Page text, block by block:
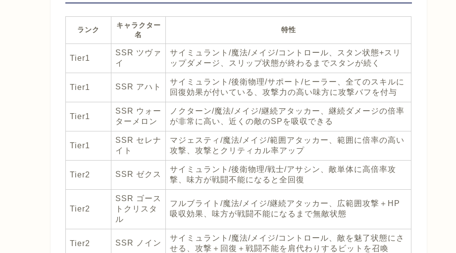
ランク
キャラクター
名
特性
Tier1
SSR ツヴァ
イ
サイミュラント/魔法/メイジ/コントロール、スタン状態+スリ
ップダメージ、スリップ状態が終わるまでスタンが続く
Tier1 SSR アハト
サイミュラント/後衛物理/サポート/ヒーラー、全てのスキルに
回復効果が付いている、攻撃力の高い味方に攻撃バフを付与
Tier1
SSR ウォー
ターメロン
ノクターン/魔法/メイジ/継続アタッカー、継続ダメージの倍率
が非常に高い、近くの敵のSPを吸収できる
Tier1
SSR セレナ
イト
マジェスティ/魔法/メイジ/範囲アタッカー、範囲に倍率の高い
攻撃、攻撃とクリティカル率アップ
Tier2 SSR ゼクス
サイミュラント/後衛物理/戦士/アサシン、敵単体に高倍率攻
撃、味方が戦闘不能になると全回復
Tier2
SSR ゴース
トクリスタ
ル
フルブライト/魔法/メイジ/継続アタッカー、広範囲攻撃＋HP
吸収効果、味方が戦闘不能になるまで無敵状態
Tier2 SSR ノイン
サイミュラント/魔法/メイジ/コントロール、敵を魅了状態にさ
せる、攻撃＋回復＋戦闘不能を肩代わりするビットを召喚